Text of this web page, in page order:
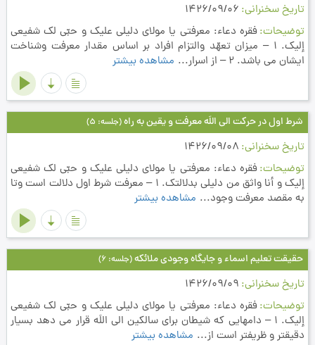
تاریخ سخنرانی 1426/09/06
توضیحات فقره دعاء: معرفتي يا مولاي دليلي عليك و حبّي لك شفيعي
إليك. 1 – میزان تعهّد والتزام افراد بر اساس مقدار معرفت وشناخت
ایشان می باشد. 2 – از اسرار...
مشاهده بیشتر
شرط اول در حرکت الی اللَه معرفت و یقین به راه(جلسه: 5)
تاریخ سخنرانی 1426/09/08
توضیحات فقره دعاء: معرفتي يا مولاي دليلي عليك و حبّي لك شفيعي
إليك و أنا واثق من دليلي بدلالتك. 1 – معرفت شرط اول دلالت است وتا
به مقصد معرفت وجود... مشاهده بیشتر
حقیقت تعلیم اسماء و جایگاه وجودی ملائکه(جلسه: 6)
تاریخ سخنرانی 1426/09/09
توضیحات فقره دعاء: معرفتي يا مولاي دليلي عليك و حبّي لك شفيعي
إليك. 1 – دامهایي که شيطان براي سالكين الي اللَه قرار می دهد بسيار
دقيقتر و ظريفتر است از... مشاهده بیشتر